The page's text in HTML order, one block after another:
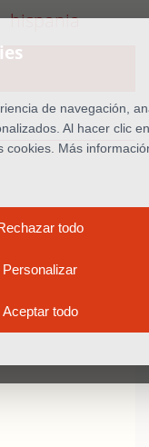
de navegación,
Al hacer clic
cookies. Más
todo
Personalizar
Aceptar todo
hispania